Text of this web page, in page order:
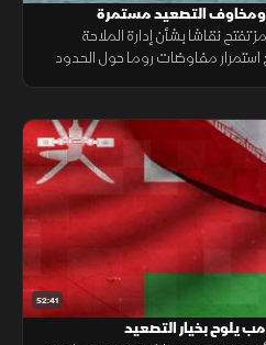
ومخاوف التصعيد مستمرة
نقاشا بشأن إدارة الملاحة
استمرار مفاوضات روما حول الحدود
52:41
يلوح بخيار التصعيد